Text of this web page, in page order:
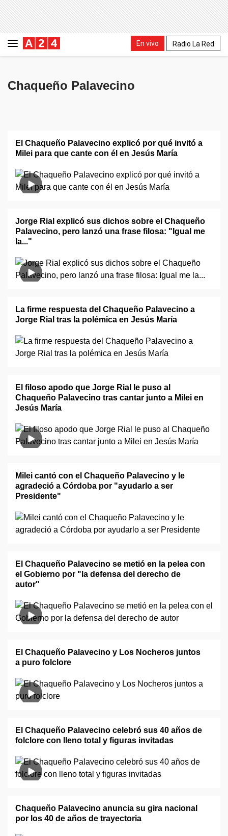
En vivo Radio La Red
Chaqueño Palavecino
El Chaqueño Palavecino explicó por qué invitó a
Milei para que cante con él en Jesús María
Jorge Rial explicó sus dichos sobre el Chaqueño
Palavecino, pero lanzó una frase filosa: "Igual me
la..."
La firme respuesta del Chaqueño Palavecino a
Jorge Rial tras la polémica en Jesús María
El filoso apodo que Jorge Rial le puso al
Chaqueño Palavecino tras cantar junto a Milei en
Jesús María
Milei cantó con el Chaqueño Palavecino y le
agradeció a Córdoba por "ayudarlo a ser
Presidente"
El Chaqueño Palavecino se metió en la pelea con
el Gobierno por "la defensa del derecho de
autor"
El Chaqueño Palavecino y Los Nocheros juntos
a puro folclore
El Chaqueño Palavecino celebró sus 40 años de
folclore con lleno total y figuras invitadas
Chaqueño Palavecino anuncia su gira nacional
por los 40 de años de trayectoria